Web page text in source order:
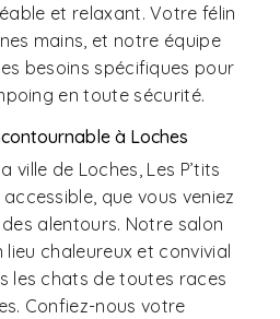
et relaxant. Votre félin
mains, et notre équipe
besoins spécifiques pour
en toute sécurité.
à Loches
de Loches, Les P’tits
que vous veniez
alentours. Notre salon
chaleureux et convivial
les chats de toutes races
Confiez-nous votre